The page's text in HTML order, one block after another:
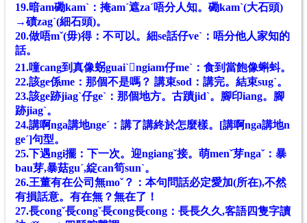
19.暗am磡kamˋ：掩amˊ遮zaˊ唔分人知。磡kamˋ(大石頭)
→磧zagˋ(細石頭)。
20.做唔mˇ(毋)得：不可以。細se話仔veˋ：唔分他人家知的
話。
21.噇cang到真像𧊅guaiˋ𬠖ngiam仔meˋ：食到當飽像蝌蚪。
22.該ge係me：那個不是嗎？ 講束sod：講完。結束sugˋ。
23.該ge跡jiagˋ仔geˋ：那個地方。古蹟jidˋ。腳印iang。腳
跡jiagˋ。
24.講啊nga講地ngeˊ：講了講終於怎麼樣。[講啊nga講地n
geˊ]句型。
25.下遇ngi擺：下一次。迎ngiangˇ接。萌menˇ芽ngaˇ：暴
bau芽,暴菇guˊ,綻can筍sunˋ。
26.王董有在公司無moˇ？：本句問話必定愛加(所在),不然
有損話意。有在無？無在了！
27.長congˇ長congˇ長cong長cong：長長久久,客語四隻字讀